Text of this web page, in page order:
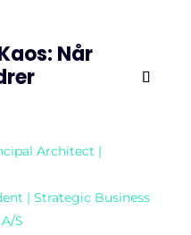
Når
Architect |
| Strategic Business
S